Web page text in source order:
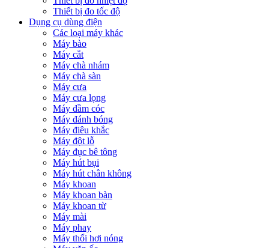
Thiết bị đo tốc độ
Dụng cụ dùng điện
Các loại máy khác
Máy bào
Máy cắt
Máy chà nhám
Máy chà sàn
Máy cưa
Máy cưa lọng
Máy đầm cóc
Máy đánh bóng
Máy điêu khắc
Máy đột lỗ
Máy đục bê tông
Máy hút bụi
Máy hút chân không
Máy khoan
Máy khoan bàn
Máy khoan từ
Máy mài
Máy phay
Máy thổi hơi nóng